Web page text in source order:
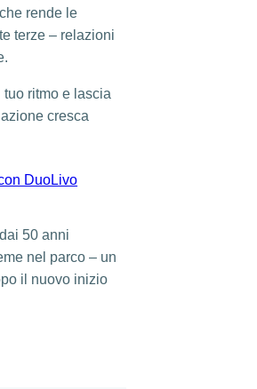
rende le
terze – relazioni
tuo ritmo e lascia
cresca
DuoLivo